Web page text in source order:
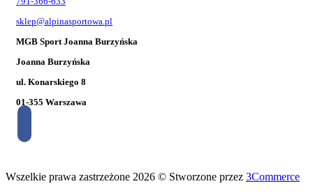
sklep@alpinasportowa.pl
MGB Sport Joanna Burzyńska
Joanna Burzyńska
ul. Konarskiego 8
01-355 Warszawa
Wszelkie prawa zastrzeżone 2026 © Stworzone przez 3Commerce